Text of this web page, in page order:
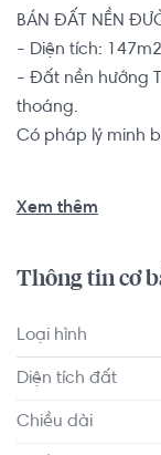
BÁN ĐẤT NỀN
- Diện tích:
- Đất nền hướng
thoáng.
Có pháp lý minh
vực đầy đủ tiện
Linh Trung II,...
Xem thêm
Thông tin cơ
Loại hình
Diện tích đất
Chiều dài